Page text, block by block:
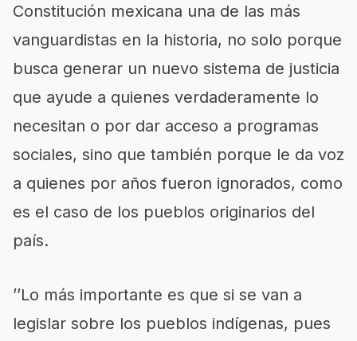
Constitución mexicana una de las más
vanguardistas en la historia, no solo porque
busca generar un nuevo sistema de justicia
que ayude a quienes verdaderamente lo
necesitan o por dar acceso a programas
sociales, sino que también porque le da voz
a quienes por años fueron ignorados, como
es el caso de los pueblos originarios del
país.
’’Lo más importante es que si se van a
legislar sobre los pueblos indígenas, pues